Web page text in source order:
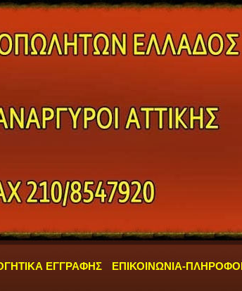
ΕΓΓΡΑΦΗΣ ΕΠΙΚΟΙΝΩΝΙΑ-